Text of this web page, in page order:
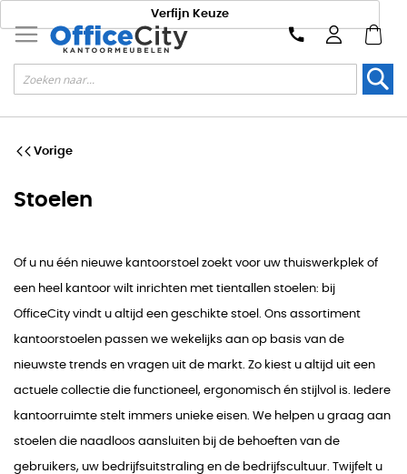
Vorige
Stoelen
Of u nu één nieuwe kantoorstoel zoekt voor uw thuiswerkplek of
een heel kantoor wilt inrichten met tientallen stoelen: bij
OfficeCity vindt u altijd een geschikte stoel. Ons assortiment
kantoorstoelen passen we wekelijks aan op basis van de
nieuwste trends en vragen uit de markt. Zo kiest u altijd uit een
actuele collectie die functioneel, ergonomisch én stijlvol is. Iedere
kantoorruimte stelt immers unieke eisen. We helpen u graag aan
stoelen die naadloos aansluiten bij de behoeften van de
gebruikers, uw bedrijfsuitstraling en de bedrijfscultuur. Twijfelt u
Verfijn Keuze